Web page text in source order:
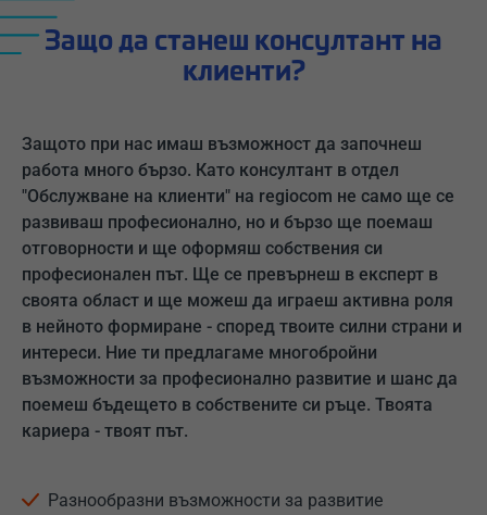
Защо да станеш консултант на
клиенти?
Защото при нас имаш възможност да започнеш
работа много бързо. Като консултант в отдел
"Обслужване на клиенти" на regiocom не само ще се
развиваш професионално, но и бързо ще поемаш
отговорности и ще оформяш собствения си
професионален път. Ще се превърнеш в експерт в
своята област и ще можеш да играеш активна роля
в нейното формиране - според твоите силни страни и
интереси. Ние ти предлагаме многобройни
възможности за професионално развитие и шанс да
поемеш бъдещето в собствените си ръце. Твоята
кариера - твоят път.
Разнообразни възможности за развитие